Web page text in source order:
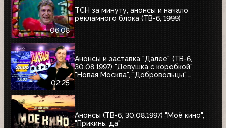
06:08
ТСН за минуту, анонсы и начало
рекламного блока (ТВ-6, 1999)
02:25
Анонсы и заставка "Далее" (ТВ-6,
30.08.1997) "Девушка с коробкой",
"Новая Москва", "Добровольцы",
Анонсы (ТВ-6, 30.08.1997) "Моё кино",
"Прикинь, да"